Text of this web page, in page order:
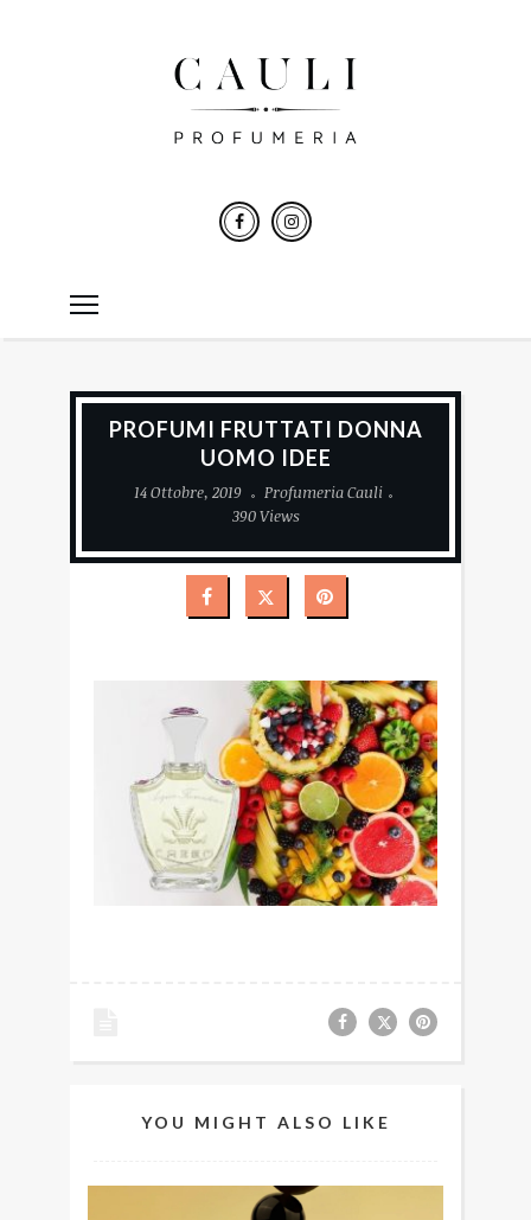
PROFUMI FRUTTATI DONNA
UOMO IDEE
14 Ottobre, 2019
Profumeria Cauli
390 Views
YOU MIGHT ALSO LIKE